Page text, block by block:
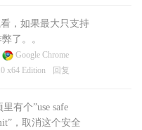
，如果最大只支持
了。。
Google Chrome
x64 Edition 回复
有个”use safe
，取消这个安全